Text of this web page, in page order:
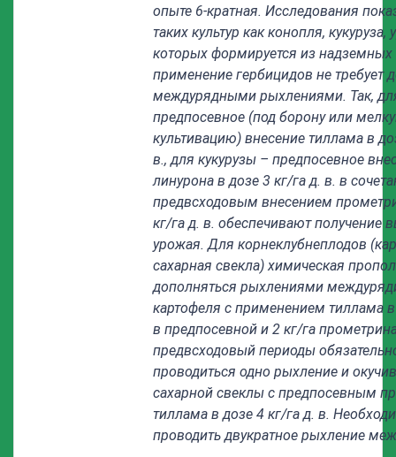
опыте 6-кратная. Исследования
таких культур как конопля, кукуруза,
которых формируется из надземных
применение гербицидов не требует
междурядными рыхлениями. Так,
предпосевное (под борону или
культивацию) внесение тиллама в
в., для кукурузы – предпосевное
линурона в дозе 3 кг/га д. в. в
предвсходовым внесением
кг/га д. в. обеспечивают получение
урожая. Для корнеклубнеплодов
сахарная свекла) химическая
дополняться рыхлениями
картофеля с применением тиллама в
в предпосевной и 2 кг/га
предвсходовый периоды
проводиться одно рыхление и
сахарной свеклы с предпосевным
тиллама в дозе 4 кг/га д. в.
проводить двукратное рыхление